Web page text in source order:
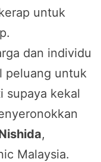
untuk
dan individu
peluang untuk
supaya kekal
,
Malaysia.